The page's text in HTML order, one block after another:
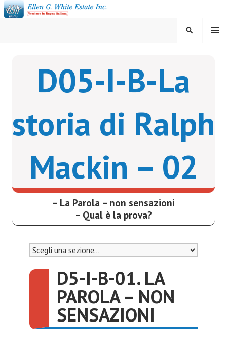
Vai
al
ELLEN G. WHITE ESTATE
INC.
MENU
CERCA
D05-I-B-La
storia di Ralph
Mackin – 02
– La Parola – non sensazioni
– Qual è la prova?
D5-I-B-01. LA
PAROLA – NON
SENSAZIONI